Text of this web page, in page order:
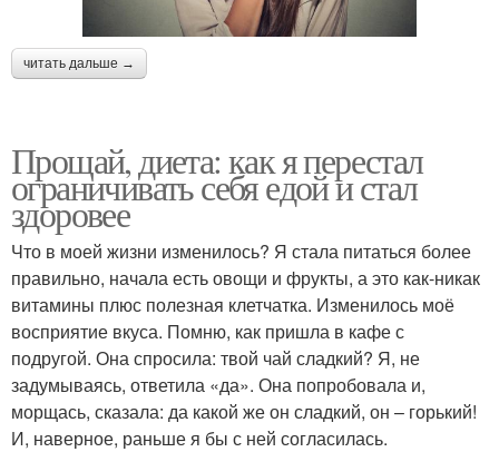
читать дальше →
Прощай, диета: как я перестал
ограничивать себя едой и стал
здоровее
Что в моей жизни изменилось? Я стала питаться более
правильно, начала есть овощи и фрукты, а это как-никак
витамины плюс полезная клетчатка. Изменилось моё
восприятие вкуса. Помню, как пришла в кафе с
подругой. Она спросила: твой чай сладкий? Я, не
задумываясь, ответила «да». Она попробовала и,
морщась, сказала: да какой же он сладкий, он – горький!
И, наверное, раньше я бы с ней согласилась.